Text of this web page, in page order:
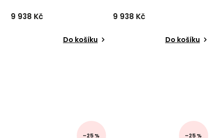
9 938 Kč
Do košíku
9 938 Kč
Do košíku
–25 % –25 %